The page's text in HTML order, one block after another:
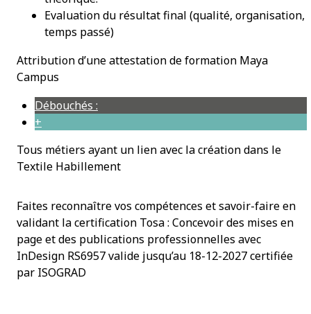
Evaluation du résultat final (qualité, organisation,
temps passé)
Attribution d’une attestation de formation Maya
Campus
Débouchés :
+
Tous métiers ayant un lien avec la création dans le
Textile Habillement
Faites reconnaître vos compétences et savoir-faire en
validant la certification Tosa : Concevoir des mises en
page et des publications professionnelles avec
InDesign RS6957 valide jusqu’au 18-12-2027 certifiée
par ISOGRAD